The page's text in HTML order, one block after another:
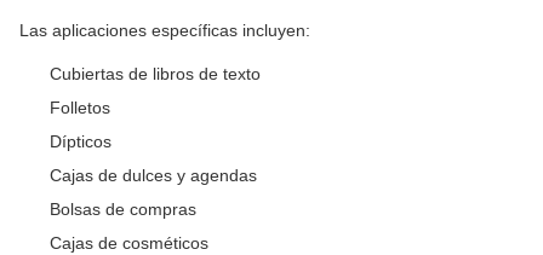
Las aplicaciones específicas incluyen:
Cubiertas de libros de texto
Folletos
Dípticos
Cajas de dulces y agendas
Bolsas de compras
Cajas de cosméticos